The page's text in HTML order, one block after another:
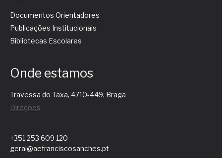
Documentos Orientadores
Publicações Institucionais
Bibliotecas Escolares
Onde estamos
Travessa do Taxa, 4710-449, Braga
Direções
+351 253 609 120
geral@aefranciscosanches.pt